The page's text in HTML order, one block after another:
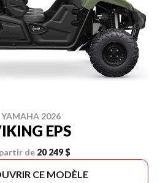
YAMAHA 2026
EPS
de 20 249 $
CE MODÈLE